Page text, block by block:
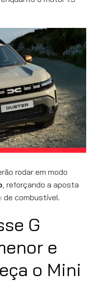
rodar em modo
, reforçando a aposta
de combustível.
G
e
o Mini